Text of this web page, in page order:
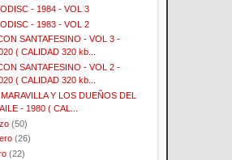
- 1984 - VOL 3
- 1983 - VOL 2
SANTAFESINO - VOL 3 -
( CALIDAD 320 kb...
SANTAFESINO - VOL 2 -
( CALIDAD 320 kb...
Y LOS DUEÑOS DEL
- 1980 ( CAL...
(50)
(26)
(22)